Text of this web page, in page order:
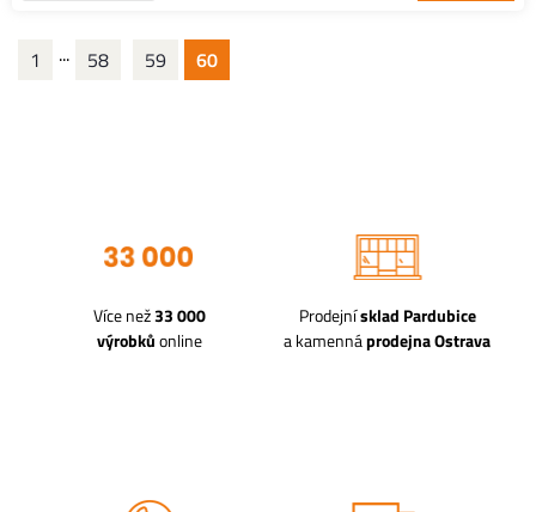
1 ... 58 59 60
Více než33 000
výrobkůonline
Prodejnísklad Pardubice
a kamennáprodejna Ostrava